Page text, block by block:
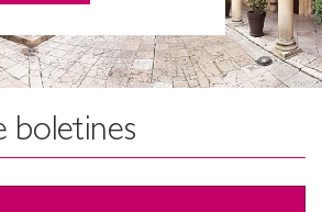
boletines